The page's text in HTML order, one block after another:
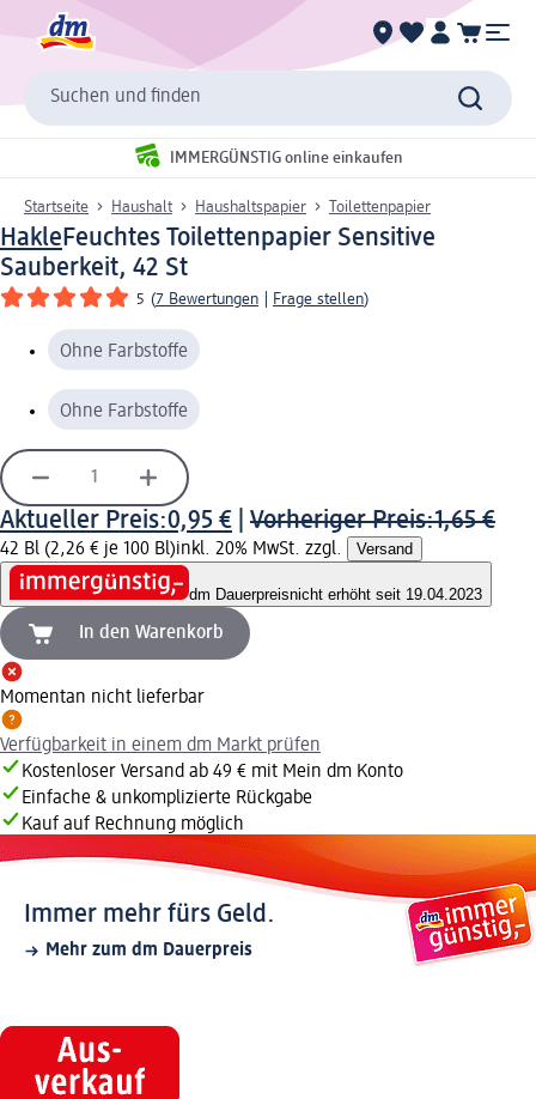
Suchen und finden
IMMERGÜNSTIG online einkaufen
Startseite Haushalt Haushaltspapier Toilettenpapier
HakleFeuchtes Toilettenpapier Sensitive
Sauberkeit, 42 St
5 (7 Bewertungen Frage stellen)
Ohne Farbstoffe
Ohne Farbstoffe
Aktueller Preis:0,95 € Vorheriger Preis:1,65 €
42 Bl (2,26 € je 100 Bl)inkl. 20% MwSt. zzgl. Versand
dm Dauerpreisnicht erhöht seit 19.04.2023
In den Warenkorb
Momentan nicht lieferbar
Verfügbarkeit in einem dm Markt prüfen
Kostenloser Versand ab 49 € mit Mein dm Konto
Einfache & unkomplizierte Rückgabe
Kauf auf Rechnung möglich
Immer mehr fürs Geld.
Mehr zum dm Dauerpreis